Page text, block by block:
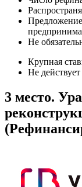
Не
Крупная
Не
3 место.